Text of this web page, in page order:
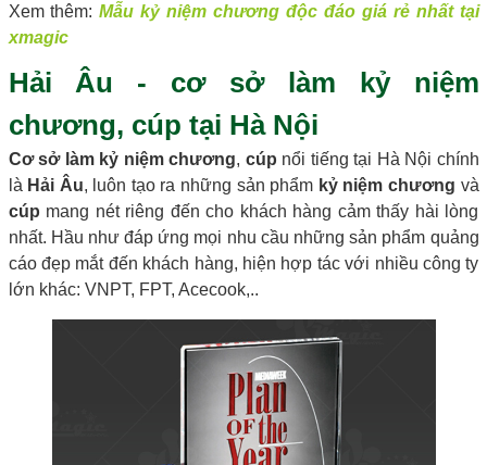
Xem thêm:Mẫu kỷ niệm chương độc đáo giá rẻ nhất tại
xmagic
Hải Âu - cơ sở làm kỷ niệm
chương, cúp tại Hà Nội
Cơ sở làm kỷ niệm chương, cúp nổi tiếng tại Hà Nội chính
là Hải Âu, luôn tạo ra những sản phẩm kỷ niệm chương và
cúp mang nét riêng đến cho khách hàng cảm thấy hài lòng
nhất. Hầu như đáp ứng mọi nhu cầu những sản phẩm quảng
cáo đẹp mắt đến khách hàng, hiện hợp tác với nhiều công ty
lớn khác: VNPT, FPT, Acecook,..